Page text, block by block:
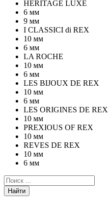
HERITAGE LUXE
6 мм
9 мм
I CLASSICI di REX
10 мм
6 мм
LA ROCHE
10 мм
6 мм
LES BIJOUX DE REX
10 мм
6 мм
LES ORIGINES DE REX
10 мм
PREXIOUS OF REX
10 мм
REVES DE REX
10 мм
6 мм
Найти